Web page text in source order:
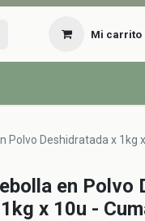
Mi carrito
Polvo Deshidratada x 1kg
en Polvo
x 10u -